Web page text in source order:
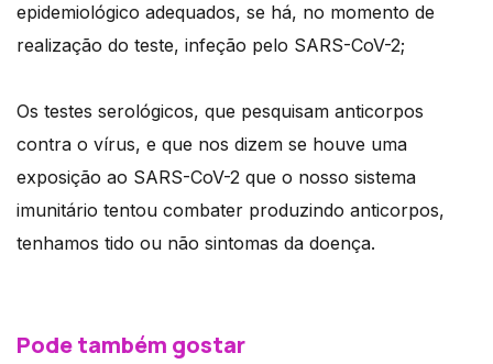
epidemiológico adequados, se há, no momento de
realização do teste, infeção pelo SARS-CoV-2;
Os testes serológicos, que pesquisam anticorpos
contra o vírus, e que nos dizem se houve uma
exposição ao SARS-CoV-2 que o nosso sistema
imunitário tentou combater produzindo anticorpos,
tenhamos tido ou não sintomas da doença.
Pode também gostar